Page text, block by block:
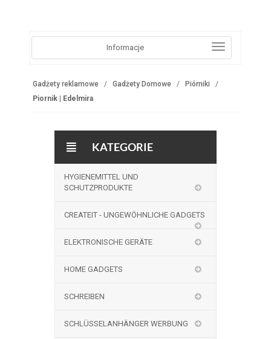
Informacje
Gadżety reklamowe Gadżety Domowe
Piórniki
Piornik | Edelmira
KATEGORIE
HYGIENEMITTEL UND
SCHUTZPRODUKTE
CREATEIT - UNGEWÖHNLICHE GADGETS
ELEKTRONISCHE GERÄTE
HOME GADGETS
SCHREIBEN
SCHLÜSSELANHÄNGER WERBUNG